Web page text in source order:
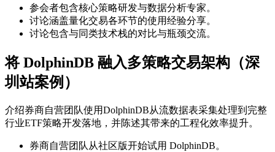
参会者包含核心策略研发与数据分析专家。
讨论涵盖量化交易各环节的使用经验分享。
讨论包含与同类技术栈的对比与瓶颈交流。
将 DolphinDB 融入多策略交易架构（深
圳站案例）
介绍券商自营团队使用DolphinDB从流数据表采集处理到完整
行业ETF策略开发落地，并陈述其带来的工程化效率提升。
券商自营团队从社区版开始试用 DolphinDB。